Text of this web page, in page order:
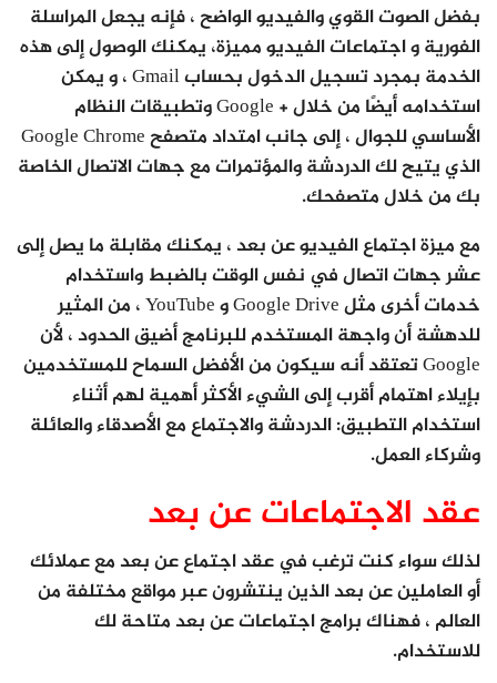
بفضل الصوت القوي والفيديو الواضح ، فإنه يجعل المراسلة
الفورية و اجتماعات الفيديو مميزة، يمكنك الوصول إلى هذه
الخدمة بمجرد تسجيل الدخول بحساب Gmail ، و يمكن
استخدامه أيضًا من خلال + Google وتطبيقات النظام
الأساسي للجوال ، إلى جانب امتداد متصفح Google Chrome
الذي يتيح لك الدردشة والمؤتمرات مع جهات الاتصال الخاصة
بك من خلال متصفحك.
مع ميزة اجتماع الفيديو عن بعد ، يمكنك مقابلة ما يصل إلى
عشر جهات اتصال في نفس الوقت بالضبط واستخدام
خدمات أخرى مثل Google Drive و YouTube ، من المثير
للدهشة أن واجهة المستخدم للبرنامج أضيق الحدود ، لأن
Google تعتقد أنه سيكون من الأفضل السماح للمستخدمين
بإيلاء اهتمام أقرب إلى الشيء الأكثر أهمية لهم أثناء
استخدام التطبيق: الدردشة والاجتماع مع الأصدقاء والعائلة
وشركاء العمل.
عقد الاجتماعات عن بعد
لذلك سواء كنت ترغب في عقد اجتماع عن بعد مع عملائك
أو العاملين عن بعد الذين ينتشرون عبر مواقع مختلفة من
العالم ، فهناك برامج اجتماعات عن بعد متاحة لك
للاستخدام.